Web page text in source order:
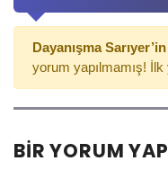
Dayanışma
yorum yapılmamış!
BIR YORUM